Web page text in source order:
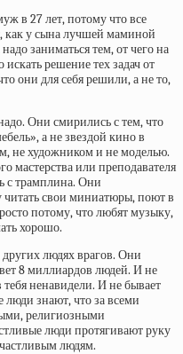
в 27 лет, потому что все
как у сына лучшей маминой
заниматься тем, от чего на
искать решение тех задач от
они для себя решили, а не то,
Они смирились с тем, что
а не звездой кино в
не художником и не моделью.
мастерства или преподавателя
с трамплина. Они
читать свои миниатюры, поют в
потому, что любят музыку,
хорошо.
людях врагов. Они
8 миллиардов людей. И не
ненавидели. И не бывает
люди знают, что за всеми
религиозными
люди протягивают руку
людям.